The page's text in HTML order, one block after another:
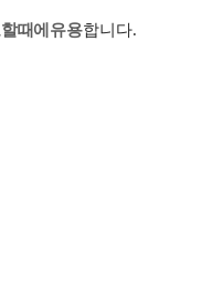
할때에 유용합니다.